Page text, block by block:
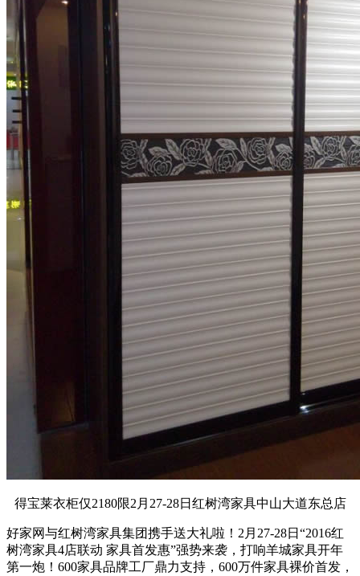
得宝莱衣柜仅2180限2月27-28日红树湾家具中山大道东总店
好家网与红树湾家具集团携手送大礼啦！2月27-28日“2016红
树湾家具4店联动 家具首发惠”强势来袭，打响羊城家具开年
第一炮！600家具品牌工厂鼎力支持，600万件家具裸价首发，